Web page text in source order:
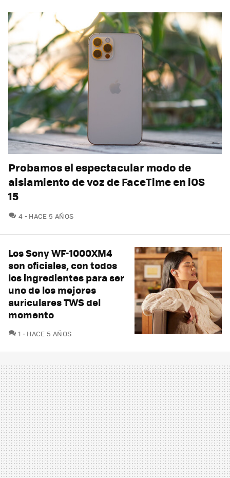
Probamos el espectacular modo de
aislamiento de voz de FaceTime en iOS
15
4 COMENTARIOS
HACE 5 AÑOS
Los Sony WF-1000XM4
son oficiales, con todos
los ingredientes para ser
uno de los mejores
auriculares TWS del
momento
1 COMENTARIOS
HACE 5 AÑOS